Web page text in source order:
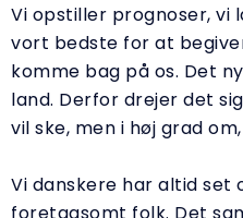
Vi opstiller prognoser, vi
vort bedste for at
komme bag på os. Det
land. Derfor drejer det
vil ske, men i høj grad
Vi danskere har altid set